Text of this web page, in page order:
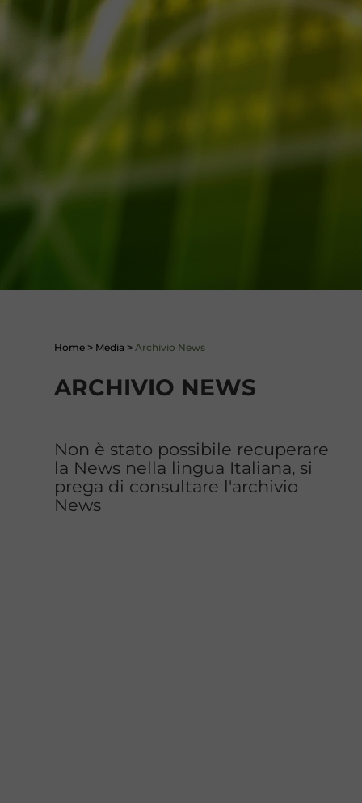
Home > Media > Archivio News
ARCHIVIO NEWS
Non è stato possibile recuperare
la News nella lingua Italiana, si
prega di consultare l'archivio
News